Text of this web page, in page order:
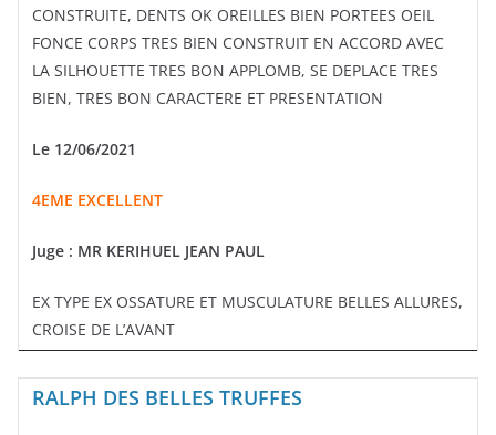
CONSTRUITE, DENTS OK OREILLES BIEN PORTEES OEIL
FONCE CORPS TRES BIEN CONSTRUIT EN ACCORD AVEC
LA SILHOUETTE TRES BON APPLOMB, SE DEPLACE TRES
BIEN, TRES BON CARACTERE ET PRESENTATION
Le 12/06/2021
4EME EXCELLENT
Juge : MR KERIHUEL JEAN PAUL
EX TYPE EX OSSATURE ET MUSCULATURE BELLES ALLURES,
CROISE DE L’AVANT
RALPH DES BELLES TRUFFES